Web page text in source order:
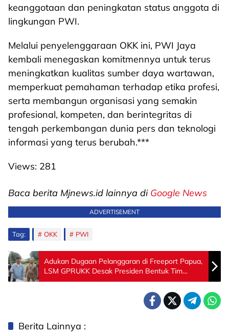
keanggotaan dan peningkatan status anggota di
lingkungan PWI.
Melalui penyelenggaraan OKK ini, PWI Jaya
kembali menegaskan komitmennya untuk terus
meningkatkan kualitas sumber daya wartawan,
memperkuat pemahaman terhadap etika profesi,
serta membangun organisasi yang semakin
profesional, kompeten, dan berintegritas di
tengah perkembangan dunia pers dan teknologi
informasi yang terus berubah.***
Views: 281
Baca berita Mjnews.id lainnya di Google News
ADVERTISEMENT
Tag: OKK PWI
Adukan Dugaan Pelanggaran di Freeport Papua,
LSM GPRUKK Desak Presiden Bentuk Tim
Investigasi
Berita Lainnya :